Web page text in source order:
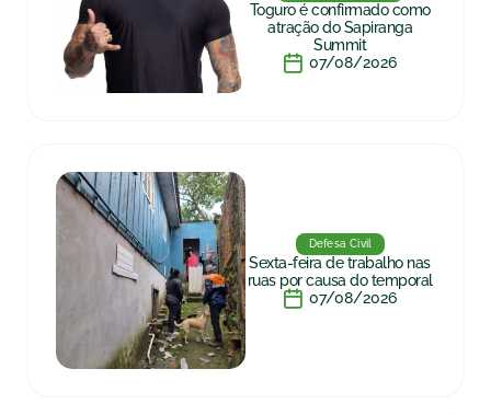
Toguro é confirmado como
atração do Sapiranga
Summit
07/08/2026
Defesa Civil
Sexta-feira de trabalho nas
ruas por causa do temporal
07/08/2026